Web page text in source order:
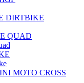
DIRTBIKE
QUAD
MOTO CROSS